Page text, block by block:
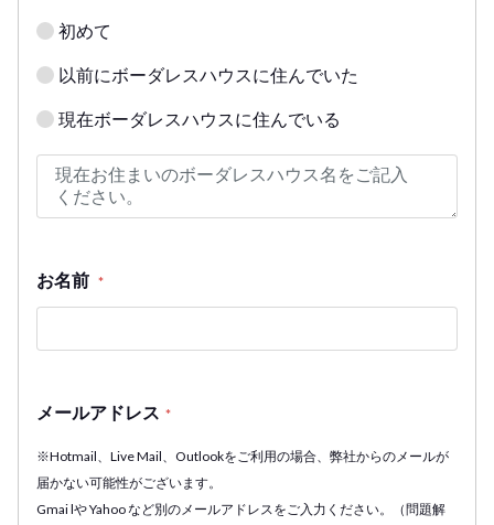
初めて
以前にボーダレスハウスに住んでいた
現在ボーダレスハウスに住んでいる
お名前 *
メールアドレス *
※Hotmail、Live Mail、Outlookをご利用の場合、弊社からのメールが
届かない可能性がございます。
Gmai lや Yahoo など別のメールアドレスをご入力ください。（問題解